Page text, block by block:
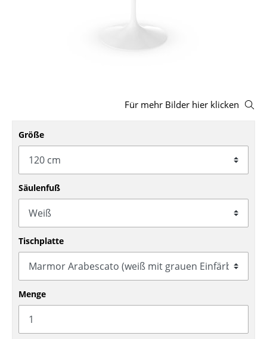
Schaukelstühle
Bürodrehstühle
Konferenzstühle
Bürosessel
Einzelteile
... alle Sitzmöbel
Tische
Esstische
Beistelltische
Für mehr Bilder hier klicken
Größe
Säulenfuß
Tischplatte
Menge